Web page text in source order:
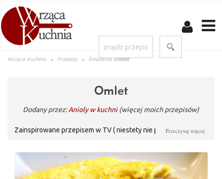
Wrząca Kuchnia Przepisy Śniadania Omlet
Omlet
Dodany przez:Anioly w kuchni (więcej moich przepisów)
Zainspirowane przepisem w TV ( niestety nie pamiętamy kto go
więc...
Przeczytaj więcej